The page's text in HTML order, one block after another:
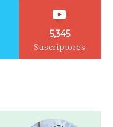
5,345
Suscriptores